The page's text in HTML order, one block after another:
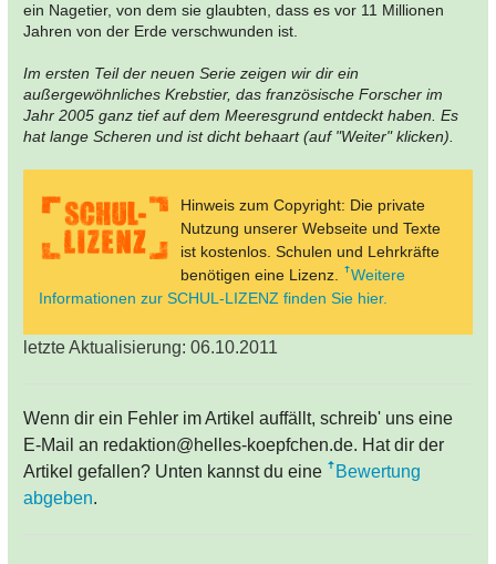
ein Nagetier, von dem sie glaubten, dass es vor 11 Millionen
Jahren von der Erde verschwunden ist.
Im ersten Teil der neuen Serie zeigen wir dir ein
außergewöhnliches Krebstier, das französische Forscher im
Jahr 2005 ganz tief auf dem Meeresgrund entdeckt haben. Es
hat lange Scheren und ist dicht behaart (auf "Weiter" klicken).
Hinweis zum Copyright: Die private
Nutzung unserer Webseite und Texte
ist kostenlos. Schulen und Lehrkräfte
benötigen eine Lizenz.
Weitere
Informationen zur SCHUL-LIZENZ finden Sie hier.
letzte Aktualisierung: 06.10.2011
Wenn dir ein Fehler im Artikel auffällt, schreib' uns eine
E-Mail an redaktion@helles-koepfchen.de. Hat dir der
Artikel gefallen? Unten kannst du eine
Bewertung
abgeben.